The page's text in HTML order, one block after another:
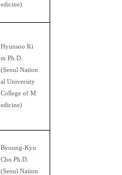
edicine)
Hyunsoo Ki
m Ph.D.
(Seoul Nation
al University
College of M
edicine)
Byoung-Kyu
Cho Ph.D.
(Seoul Nation